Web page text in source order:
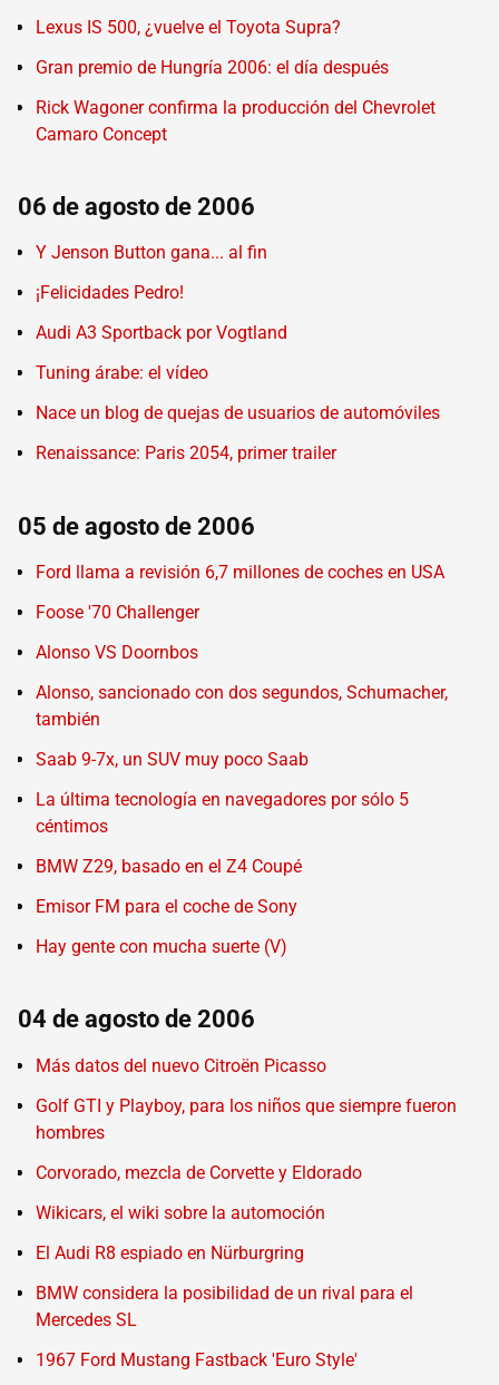
Lexus IS 500, ¿vuelve el Toyota Supra?
Gran premio de Hungría 2006: el día después
Rick Wagoner confirma la producción del Chevrolet
Camaro Concept
06 de agosto de 2006
Y Jenson Button gana... al fin
¡Felicidades Pedro!
Audi A3 Sportback por Vogtland
Tuning árabe: el vídeo
Nace un blog de quejas de usuarios de automóviles
Renaissance: Paris 2054, primer trailer
05 de agosto de 2006
Ford llama a revisión 6,7 millones de coches en USA
Foose '70 Challenger
Alonso VS Doornbos
Alonso, sancionado con dos segundos, Schumacher,
también
Saab 9-7x, un SUV muy poco Saab
La última tecnología en navegadores por sólo 5
céntimos
BMW Z29, basado en el Z4 Coupé
Emisor FM para el coche de Sony
Hay gente con mucha suerte (V)
04 de agosto de 2006
Más datos del nuevo Citroën Picasso
Golf GTI y Playboy, para los niños que siempre fueron
hombres
Corvorado, mezcla de Corvette y Eldorado
Wikicars, el wiki sobre la automoción
El Audi R8 espiado en Nürburgring
BMW considera la posibilidad de un rival para el
Mercedes SL
1967 Ford Mustang Fastback 'Euro Style'